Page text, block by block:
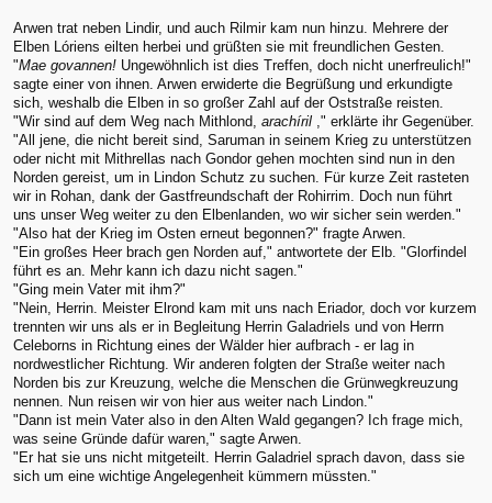
Arwen trat neben Lindir, und auch Rilmir kam nun hinzu. Mehrere der
Elben Lóriens eilten herbei und grüßten sie mit freundlichen Gesten.
"Mae govannen! Ungewöhnlich ist dies Treffen, doch nicht unerfreulich!"
sagte einer von ihnen. Arwen erwiderte die Begrüßung und erkundigte
sich, weshalb die Elben in so großer Zahl auf der Oststraße reisten.
"Wir sind auf dem Weg nach Mithlond, arachíril ," erklärte ihr Gegenüber.
"All jene, die nicht bereit sind, Saruman in seinem Krieg zu unterstützen
oder nicht mit Mithrellas nach Gondor gehen mochten sind nun in den
Norden gereist, um in Lindon Schutz zu suchen. Für kurze Zeit rasteten
wir in Rohan, dank der Gastfreundschaft der Rohirrim. Doch nun führt
uns unser Weg weiter zu den Elbenlanden, wo wir sicher sein werden."
"Also hat der Krieg im Osten erneut begonnen?" fragte Arwen.
"Ein großes Heer brach gen Norden auf," antwortete der Elb. "Glorfindel
führt es an. Mehr kann ich dazu nicht sagen."
"Ging mein Vater mit ihm?"
"Nein, Herrin. Meister Elrond kam mit uns nach Eriador, doch vor kurzem
trennten wir uns als er in Begleitung Herrin Galadriels und von Herrn
Celeborns in Richtung eines der Wälder hier aufbrach - er lag in
nordwestlicher Richtung. Wir anderen folgten der Straße weiter nach
Norden bis zur Kreuzung, welche die Menschen die Grünwegkreuzung
nennen. Nun reisen wir von hier aus weiter nach Lindon."
"Dann ist mein Vater also in den Alten Wald gegangen? Ich frage mich,
was seine Gründe dafür waren," sagte Arwen.
"Er hat sie uns nicht mitgeteilt. Herrin Galadriel sprach davon, dass sie
sich um eine wichtige Angelegenheit kümmern müssten."